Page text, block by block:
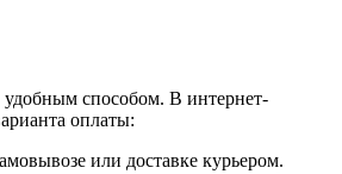
способом. В интернет-
оплаты:
или доставке курьером.